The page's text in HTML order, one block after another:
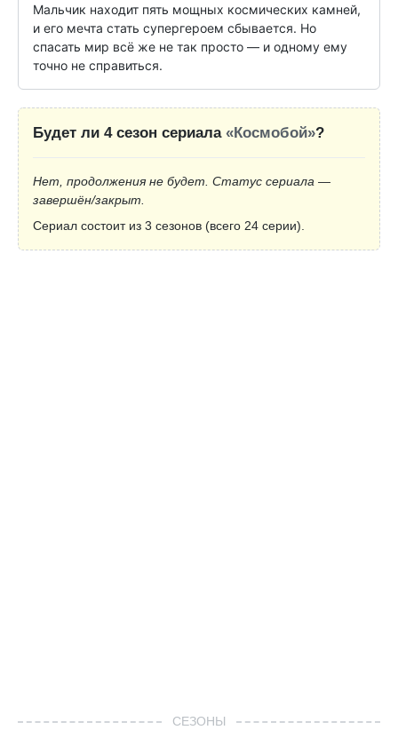
Мальчик находит пять мощных космических камней,
и его мечта стать супергероем сбывается. Но
спасать мир всё же не так просто — и одному ему
точно не справиться.
Будет ли 4 сезон сериала «Космобой»?
Нет, продолжения не будет. Статус сериала —
завершён/закрыт.
Сериал состоит из 3 сезонов (всего 24 серии).
СЕЗОНЫ